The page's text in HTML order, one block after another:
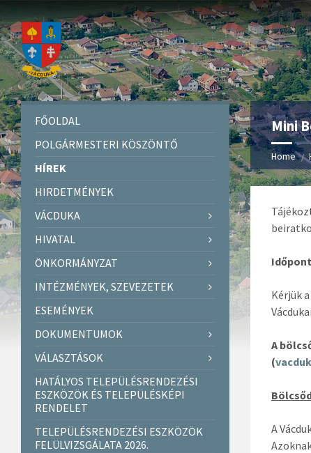
Mini
Home
Kérjük
A
(
A
FŐOLDAL
POLGÁRMESTERI KÖSZÖNTŐ
HÍREK
HIRDETMÉNYEK
VÁCDUKA
HIVATAL
ÖNKORMÁNYZAT
INTÉZMÉNYEK, SZEVEZETEK
ESEMÉNYEK
DOKUMENTUMOK
VÁLASZTÁSOK
HATÁLYOS TELEPÜLÉSRENDEZÉSI
ESZKÖZÖK ÉS TELEPÜLÉSKÉPI
RENDELET
TELEPÜLÉSRENDEZÉSI ESZKÖZÖK
FELÜLVIZSGÁLATA 2026.